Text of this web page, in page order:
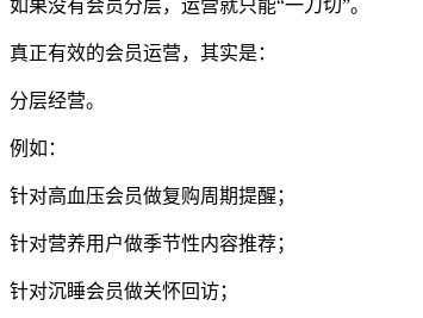
如果没有会员分层，运营就只能“一刀切”。
真正有效的会员运营，其实是：
分层经营。
例如：
针对高血压会员做复购周期提醒；
针对营养用户做季节性内容推荐；
针对沉睡会员做关怀回访；